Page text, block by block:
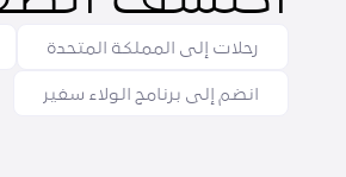
رحلات إلى المملكة المتحدة
انضم إلى برنامج الولاء سفير